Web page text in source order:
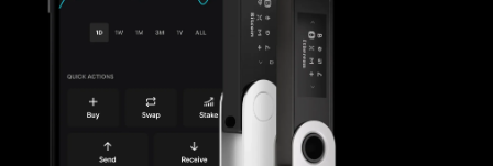
ระบบสำรองวลีกู้คืน
รุ่นลิมิเต็ด